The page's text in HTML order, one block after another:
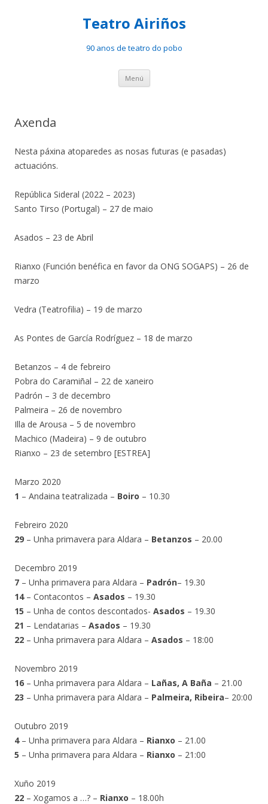
Teatro Airiños
90 anos de teatro do pobo
Menú Saltar
contido
Axenda
Nesta páxina atoparedes as nosas futuras (e pasadas)
actuacións.
República Sideral (2022 – 2023)
Santo Tirso (Portugal) – 27 de maio
Asados – 23 de Abril
Rianxo (Función benéfica en favor da ONG SOGAPS) – 26 de
marzo
Vedra (Teatrofilia) – 19 de marzo
As Pontes de García Rodríguez – 18 de marzo
Betanzos – 4 de febreiro
Pobra do Caramiñal – 22 de xaneiro
Padrón – 3 de decembro
Palmeira – 26 de novembro
Illa de Arousa – 5 de novembro
Machico (Madeira) – 9 de outubro
Rianxo – 23 de setembro [ESTREA]
Marzo 2020
1 – Andaina teatralizada – Boiro – 10.30
Febreiro 2020
29 – Unha primavera para Aldara – Betanzos – 20.00
Decembro 2019
7 – Unha primavera para Aldara – Padrón– 19.30
14 – Contacontos – Asados – 19.30
15 – Unha de contos descontados- Asados – 19.30
21 – Lendatarias – Asados – 19.30
22 – Unha primavera para Aldara – Asados – 18:00
Novembro 2019
16 – Unha primavera para Aldara – Lañas, A Baña – 21.00
23 – Unha primavera para Aldara – Palmeira, Ribeira– 20:00
Outubro 2019
4– Unha primavera para Aldara – Rianxo – 21.00
5 – Unha primavera para Aldara – Rianxo – 21:00
Xuño 2019
22 – Xogamos a …? – Rianxo – 18.00h